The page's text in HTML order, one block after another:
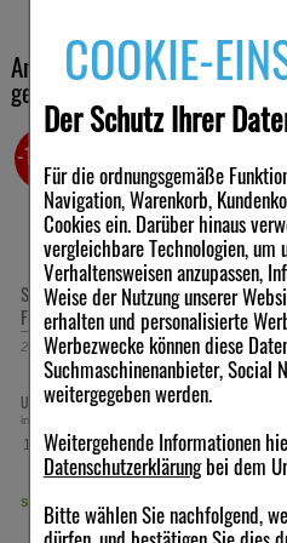
COOKIE-
Der Schutz Ihrer
Für die ordnungsgemäße
Navigation, Warenkorb,
Cookies ein. Darüber hinaus
vergleichbare Technologien, um
Verhaltensweisen anzupassen,
Weise der Nutzung unserer
erhalten und personalisierte
Werbezwecke können diese
Suchmaschinenanbieter, Social
weitergegeben werden.
Weitergehende Informationen
Datenschutzerklärungbei dem
Bitte wählen Sie nachfolgend,
Andere Kunden haben
gekauft
€
SIDROGA Bio Kinder-Erkältungstee
Filterbeutel
20X1.5g Tee
UVP: 6,50 €³
164,00 €pro 1 kg